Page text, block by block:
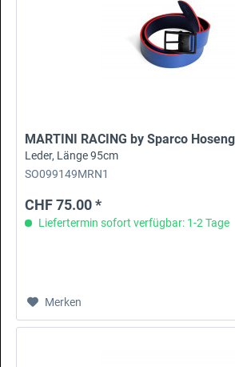
MARTINI RACING by Sparco
Leder, Länge 95cm
SO099149MRN1
CHF 75.00 *
Liefertermin sofort verfügbar: 1-2 Tage
Merken